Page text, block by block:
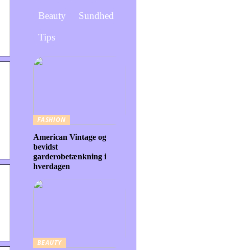
Beauty
Sundhed
Tips
FASHION
American Vintage og
bevidst
garderobetænkning i
hverdagen
BEAUTY